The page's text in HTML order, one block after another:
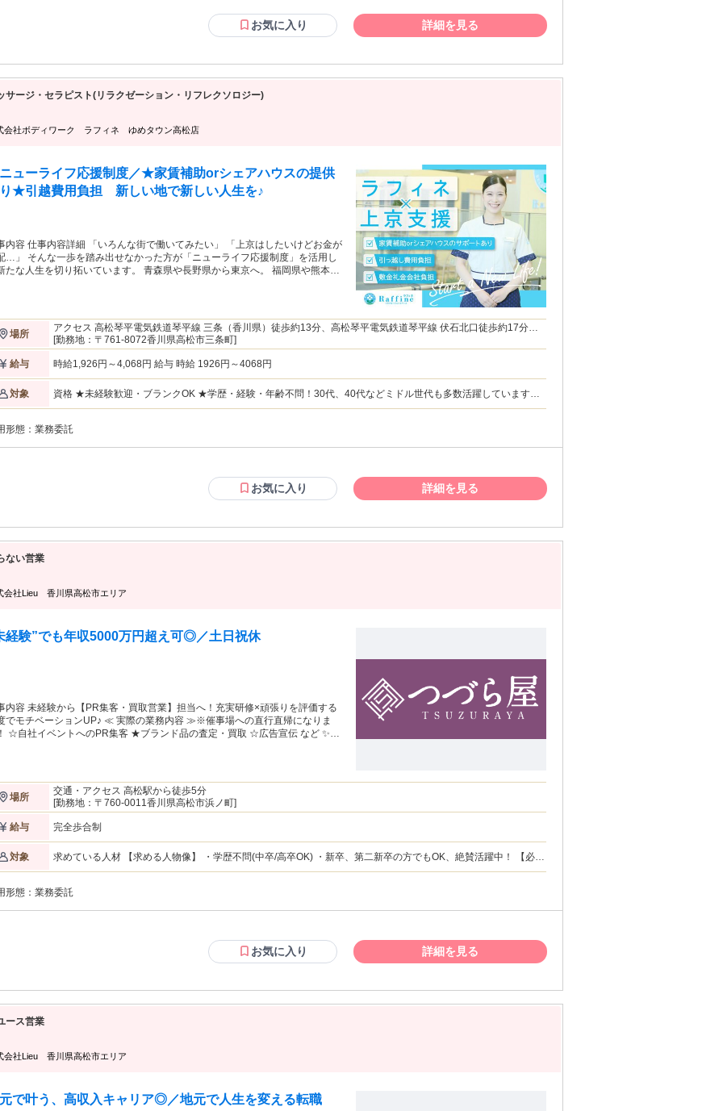
とり丁寧にサポート！ ボディケア・リフレクソロジー・アロマオイルトリー
ント・フェイシャル・ストレッチなど様々な癒しの技術を教えます。 ＜研修
★まずは研修前に実際にお店にお客様として訪問し、先輩の接客・施術を受
たが ミスカマ であることは知りません！ ) シンプルにお客様となって接客や
体験していただくことからスタート！ ・接遇研修 お店での接客について基
ナーからじっくり教えていきます。 ・骨格・反射区テスト 人の骨格や足裏
味が出た場合、学んでいただくことも可能♪ などなど … 配属後に 使える専門
を獲得！ 私たちが大切にしているのは、 技術だけではない“ハートフ
ラクゼーション”。 その積み重ねが評価され、 オリコン顧客満足度ランキング
第1位を獲得しました。 お客様から支持される理由があるからこそ、 セラピ
：全国 調査対象企業（サービス）数：22 条件： 以下すべての条件を満たす人
去2年以内に国内のリラクゼーションサロンを利用した人 2)サービスに関する
い金額を把握している人 3)癒し・リラックス目的で施術を受けた人 定義： 以
の8つの地域区分のうち、4地域以上で展開している b)関東／東海／近畿の主
地域のうち、2地域以上で展開している ただし、以下の場合はランキング対象
する 1)あん摩マッサージ指圧、はり、灸、エステ、スパなどを主とする 2)直
年間の店舗分布および回答データについて、以下のいずれかに該当する場合は
店舗が存在する都府県が埼玉県・千葉県・東京都・神奈川県・愛知県・大阪
兵庫県の7都府県のうち4都府県以下に留まる
お気に入り 詳細を見る
サージ・セラピスト(リラクゼーション・リフレクソロジー)
会社ボディワーク ラフィネ ゆめタウン高松店
ューライフ応援制度／★家賃補助orシェアハウスの提供
★引越費用負担 新しい地で新しい人生を♪
内容 仕事内容詳細 「いろんな街で働いてみたい」 「上京はしたいけどお金が
…」 そんな一歩を踏み出せなかった方が「ニューライフ応援制度」を活用し
たな人生を切り拓いています。 青森県や長野県から東京へ。 福岡県や熊本県
様にご利用いただいています。 【仕事内容詳細】 ボディケアやリフレクソロ
でお客様の疲れを癒すお仕事です。新人でも安心してスタートでき、1日平均
名を担当します。 「マッサージを覚えて人を癒やしたい！」という方が多く
しています。 ※当社は治療を目的とする医療行為の提供はしておりません。
を切り拓いています♪ ★プロとして更にキャリアUP！ 「CIBTAC」という国際
センスを取得し、世界でも活躍できるプロに！ ★インストラクターとして後
育成 お店で働きながら、研修生の育成をすることも可能！収入もUPします。
れんわけ制度 ラフィネグループの看板を使いながら独立！不安な集客や、好
なりたい自分になりませんか。 【収入】 60分 1,926～4,068円 ＋指名料
昇給のチャンスあり！短期的にキャリアアップができますよ♪ ＜1ヶ月でプロ
指せます＞ 今まで30,000人のプロセラピストを輩出したラフィネグループの
。 プロの専任講師がつきっきりで教えてくれます。 ・期間：約1ヶ月程度 ・
ー以外でも地域研修開催予定あり(山梨、長野、広島、宮城、沖縄など) 詳しく
接時にご相談ください。 ・内容：体の専門知識から技術、おもてなしや接客
講師がひとりひとり丁寧にサポート！ ボディケア・リフレクソロジー・アロ
施術を受けて頂く 「ミスカマ( ミステリーカスタマー )」を行って頂きます。 (
て基本・マナーからじっくり教えていきます。 ・骨格・反射区テスト 人の
や足裏反射区と呼ばれる身体の構造についてじっくりと学べます。 ・スキル
場所
アクセス 高松琴平電気鉄道琴平線 三条（香川県）徒歩約13分、高松琴平電気鉄道琴平線 伏石北口徒歩約17分、
高松琴平電気鉄道琴平線 栗林公園徒歩約24分 最寄駅：三条駅
[勤務地：〒761-8072香川県高松市三条町]
給与 時給1,926円～4,068円 給与 時給 1926円～4068円
対象
資格 ★未経験歓迎・ブランクOK ★学歴・経験・年齢不問！30代、40代などミドル世代も多数活躍しています！
アロマ専門店など、当てはまりそうな経験をお持ちでしたらまずはご相談ください。 ・鍼灸師・あん摩マッサー
形態： 業務委託
お気に入り 詳細を見る
ない営業
会社Lieu 香川県高松市エリア
経験”でも年収5000万円超え可◎／土日祝休
内容 未経験から【PR集客・買取営業】担当へ！充実研修×頑張りを評価する
ベーションUP♪ ≪ 実際の業務内容 ≫※催事場への直行直帰になりま
☆自社イベントへのPR集客 ★ブランド品の査定・買取 ☆広告宣伝 など ✨未
切ありません！ お客様対応や書類仕事はお客様センターのスタッフが対応す
、 営業に集中していただけます！ ※本人の希望しない職種変更はありませ
ほとんど！ ★女性管理
食店やアパレル店員、 保険営業など未経験からの方も活躍中
を感じ入社を決めた」 といった理由で入社されている方もいます！ 〜つづら
は？〜 当社が運営するつづら屋は、全国各地の街で期間限定の催事買取を行
取専門店です。 商業施設やスーパーなど身近な場所で対面による査定・買取
っています。
場所
交通・アクセス 高松駅から徒歩5分
[勤務地：〒760-0011香川県高松市浜ノ町]
給与 完全歩合制
対象
求めている人材 【求める人物像】 ・学歴不問(中卒/高卒OK) ・新卒、第二新卒の方でもOK、絶賛活躍中！ 【必須
神がある方 【活かしていただけるご経験】 ※必須ではありません ・個人営業、法人営業、不動産営業問わず、
形態： 業務委託
お気に入り 詳細を見る
ース営業
会社Lieu 香川県高松市エリア
で叶う、高収入キャリア◎／地元で人生を変える転職